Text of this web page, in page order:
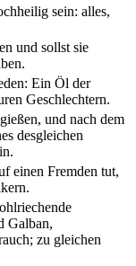
sein: alles,
und sollst sie
Ein Öl der
Geschlechtern.
und nach dem
desgleichen
einen Fremden tut,
Galban,
zu gleichen